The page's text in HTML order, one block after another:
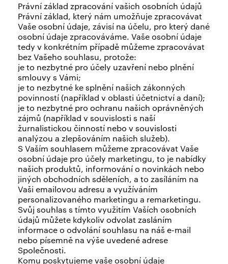
Právní základ zpracování vašich osobních údajů
Právní základ, který nám umožňuje zpracovávat
Vaše osobní údaje, závisí na účelu, pro který dané
osobní údaje zpracováváme. Vaše osobní údaje
tedy v konkrétním případě můžeme zpracovávat
bez Vašeho souhlasu, protože:
je to nezbytné pro účely uzavření nebo plnění
smlouvy s Vámi;
je to nezbytné ke splnění našich zákonných
povinností (například v oblasti účetnictví a daní);
je to nezbytné pro ochranu našich oprávněných
zájmů (například v souvislosti s naší
žurnalistickou činností nebo v souvislosti
analýzou a zlepšováním našich služeb).
S Vaším souhlasem můžeme zpracovávat Vaše
osobní údaje pro účely marketingu, to je nabídky
našich produktů, informování o novinkách nebo
jiných obchodních sděleních, a to zasíláním na
Vaši emailovou adresu a využíváním
personalizovaného marketingu a remarketingu.
Svůj souhlas s tímto využitím Vaších osobních
údajů můžete kdykoliv odvolat zasláním
informace o odvolání souhlasu na náš e-mail
nebo písemně na výše uvedené adrese
Společnosti.
Komu poskytujeme vaše osobní údaje